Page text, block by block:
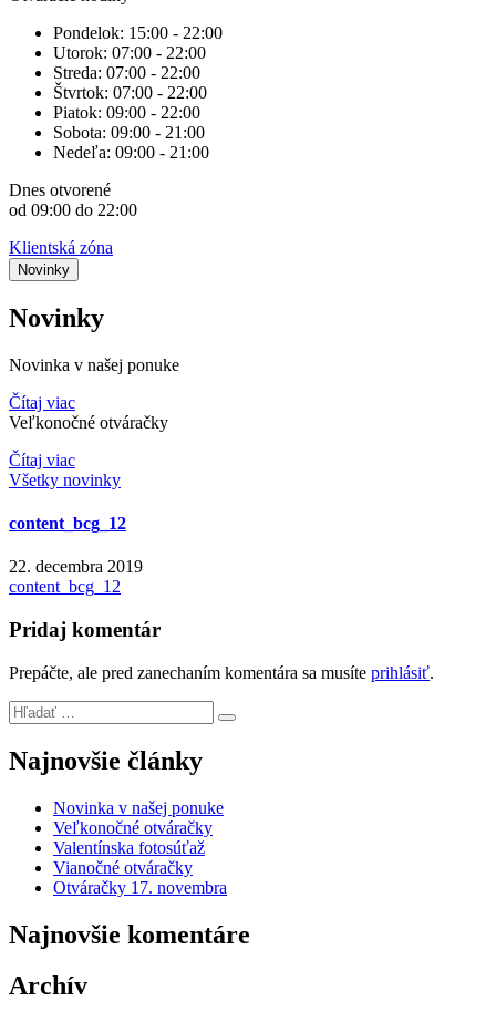
Pondelok: 15:00 - 22:00
Utorok: 07:00 - 22:00
Streda: 07:00 - 22:00
Štvrtok: 07:00 - 22:00
Piatok: 09:00 - 22:00
Sobota: 09:00 - 21:00
Nedeľa: 09:00 - 21:00
Dnes otvorené
od 09:00 do 22:00
Klientská zóna
Novinky
Novinky
Novinka v našej ponuke
Čítaj viac
Veľkonočné otváračky
Čítaj viac
Všetky novinky
content_bcg_12
22. decembra 2019
Navigácia
v
článku
content_bcg_12
Pridaj komentár
Prepáčte, ale pred zanechaním komentára sa musíte prihlásiť.
Hľadať:
Search
Najnovšie články
Novinka v našej ponuke
Veľkonočné otváračky
Valentínska fotosúťaž
Vianočné otváračky
Otváračky 17. novembra
Najnovšie komentáre
Archív